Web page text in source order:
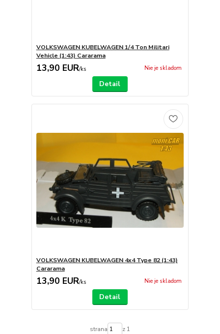
VOLKSWAGEN KUBELWAGEN 1/4 Ton Militari
Vehicle (1:43) Cararama
13,90 EUR/ks Nie je skladom
Detail
VOLKSWAGEN KUBELWAGEN 4x4 Type 82 (1:43)
Cararama
13,90 EUR/ks Nie je skladom
Detail
strana z 1